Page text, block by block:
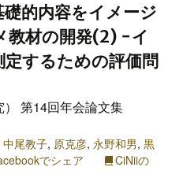
礎的内容をイメージ
教材の開発(2) −イ
するための評価問
第14回年会論文集
中尾教子, 原克彦, 永野和男, 黒
でシェア
CiNiiの